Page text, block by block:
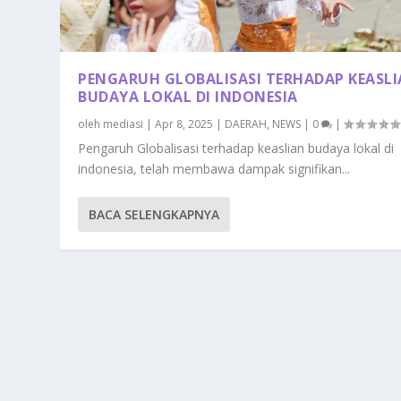
PENGARUH GLOBALISASI TERHADAP
BUDAYA LOKAL DI INDONESIA
oleh mediasi |Apr 8, 2025 DAERAH, NEWS 0 |
Pengaruh Globalisasi terhadap keaslian budaya lokal di
indonesia, telah membawa dampak signifikan...
BACA SELENGKAPNYA